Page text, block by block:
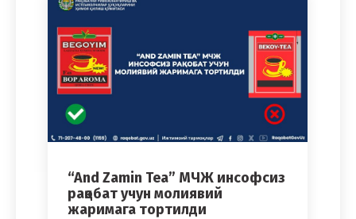
“And Zamin Tea” МЧЖ инсофсиз
рақобат учун молиявий
жаримага тортилди